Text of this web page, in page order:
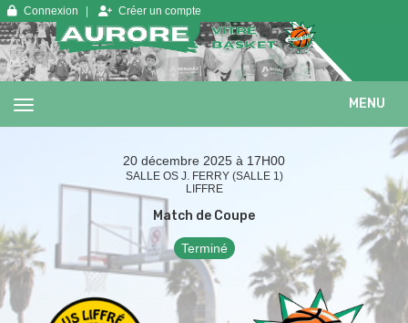
Connexion Créer un compte
MENU
20 décembre 2025 à 17H00
SALLE OS J. FERRY (SALLE 1)
LIFFRE
Match de Coupe
Terminé
Panneau de gestion des cookies